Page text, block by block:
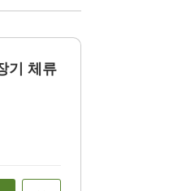
기 체류